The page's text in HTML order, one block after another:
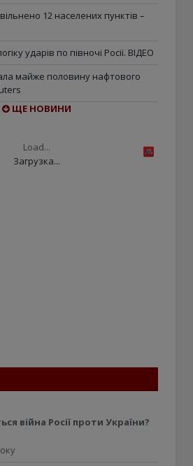
12 населених пунктів –
ударів по півночі Росії. ВІДЕО
майже половину нафтового
ЩЕ НОВИНИ
Load...
Загрузка...
війна Росії проти України?